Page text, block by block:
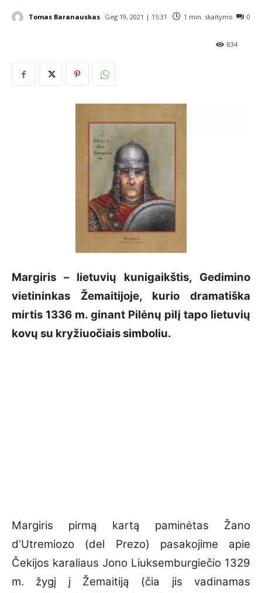
Tomas Baranauskas Geg 19, 2021 | 15:31 1 min. skaitymo 0
834
Margiris – lietuvių kunigaikštis, Gedimino
vietininkas Žemaitijoje, kurio dramatiška
mirtis 1336 m. ginant Pilėnų pilį tapo lietuvių
kovų su kryžiuočiais simboliu.
Margiris pirmą kartą paminėtas Žano
d‘Utremiozo (del Prezo) pasakojime apie
Čekijos karaliaus Jono Liuksemburgiečio 1329
m. žygį į Žemaitiją (čia jis vadinamas